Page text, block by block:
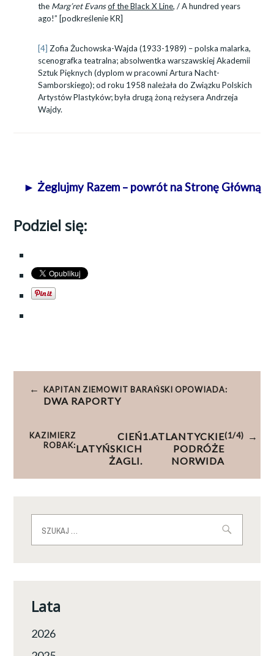
the Marg’ret Evansof the Black X Line, /A hundred years
ago!” [podkreślenie KR]
[4] Zofia Żuchowska-Wajda (1933-1989) – polska malarka,
scenografka teatralna; absolwentka warszawskiej Akademii
Sztuk Pięknych (dyplom w pracowni Artura Nacht-
Samborskiego); od roku 1958 należała do Związku Polskich
Artystów Plastyków; była drugą żoną reżysera Andrzeja
Wajdy.
► Żeglujmy Razem – powrót na Stronę Główną
Podziel się:
Nawigacja
wpisu
KAPITAN ZIEMOWIT BARAŃSKI OPOWIADA:
DWA RAPORTY
KAZIMIERZ
ROBAK:
CIEŃ
LATYŃSKICH
ŻAGLI.
1.ATLANTYCKIE
PODRÓŻE
NORWIDA
(1/4)
Lata
2026